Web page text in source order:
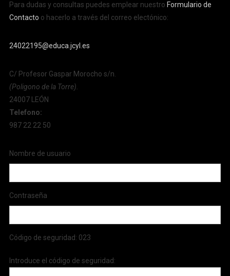
Para dudas y consultas puedes emplear nuestro Formulario de
Contacto o hacerlo a través del correo electónico:
24022195@educa.jcyl.es
C/ Profesor Gaspar Morocho s/n.
(Poligono de la Torre).
24007 LEÓN
Telefono:
987 22 22 50
Nombre de usuario
Contraseña
Código de seguridad: 023
Introduce el código de seguridad: